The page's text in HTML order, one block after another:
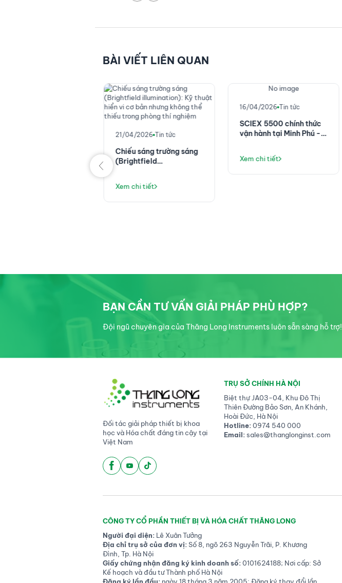
BÀI VIẾT LIÊN QUAN
21/04/2026 Tin tức
Chiếu sáng trường sáng
(Brightfield
hiển vi cơ bản nhưng
không thể thiếu trong
phòng thí nghiệm
Xem chi tiết
No image
16/04/2026 Tin tức
SCIEX 5500 chính thức
vận hành tại Minh Phú -
thủy sản với giải pháp
LC-MS/MS
Xem chi tiết
BẠN CẦN TƯ VẤN GIẢI PHÁP PHÙ HỢP?
Đội ngũ chuyên gia của Thăng Long Instruments luôn sẵn sàng hỗ trợ!
Đối tác giải pháp thiết bị khoa
học và Hóa chất đáng tin cậy tại
Việt Nam
TRỤ SỞ CHÍNH HÀ NỘI
Biệt thự JA03-04, Khu Đô Thị
Thiên Đường Bảo Sơn, An Khánh,
Hoài Đức, Hà Nội
Hotline:0974 540 000
Email:sales@thanglonginst.com
CÔNG TY CỔ PHẦN THIẾT BỊ VÀ HÓA CHẤT THĂNG LONG
Người đại diện:Lê Xuân Tưởng
Địa chỉ trụ sở của đơn vị:Số 8, ngõ 263 Nguyễn Trãi, P. Khương
Đình, Tp. Hà Nội
Giấy chứng nhận đăng ký kinh doanh số:0101624188; Nơi cấp: Sở
Kế hoạch và đầu tư Thành phố Hà Nội